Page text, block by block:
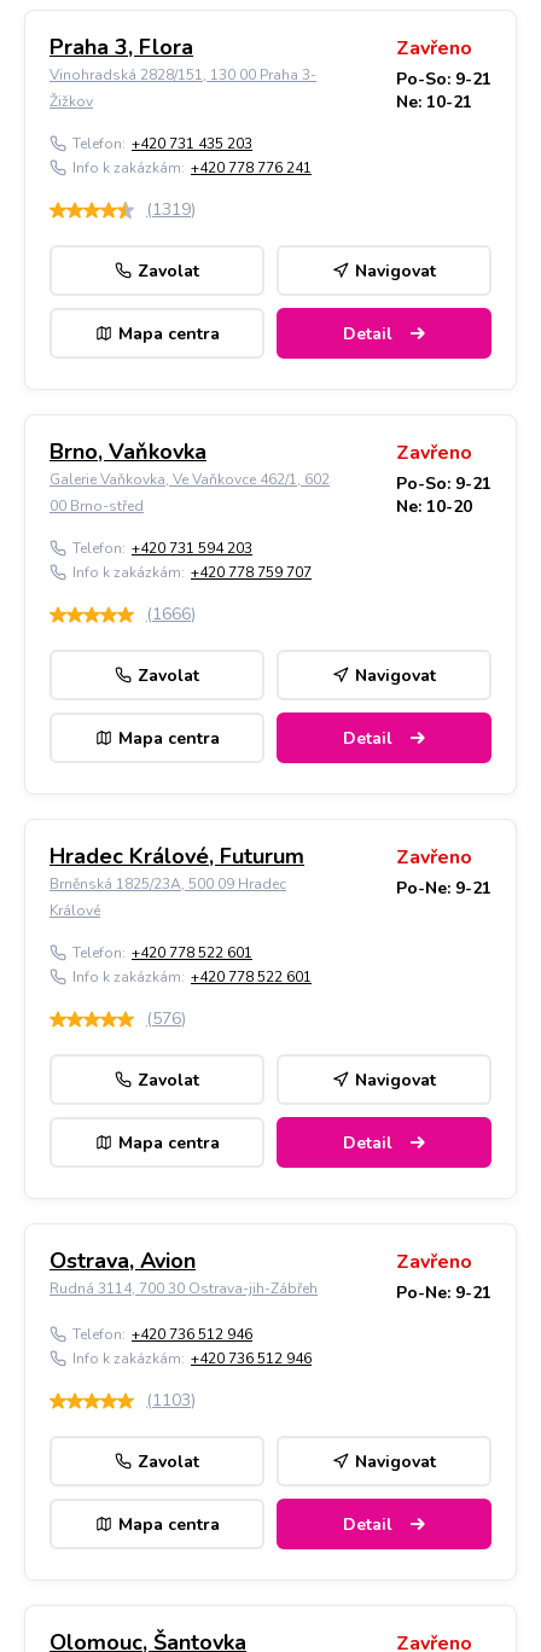
Praha 3, Flora
Vinohradská 2828/151, 130 00 Praha 3-
Žižkov
Zavřeno
Po-So: 9-21
Ne: 10-21
Telefon: +420 731 435 203
Info k zakázkám: +420 778 776 241
(1319)
Zavolat Navigovat
Mapa centra Detail
Brno, Vaňkovka
Galerie Vaňkovka, Ve Vaňkovce 462/1, 602
00 Brno-střed
Zavřeno
Po-So: 9-21
Ne: 10-20
Telefon: +420 731 594 203
Info k zakázkám: +420 778 759 707
(1666)
Zavolat Navigovat
Mapa centra Detail
Hradec Králové, Futurum
Brněnská 1825/23A, 500 09 Hradec
Králové
Zavřeno
Po-Ne: 9-21
Telefon: +420 778 522 601
Info k zakázkám: +420 778 522 601
(576)
Zavolat Navigovat
Mapa centra Detail
Ostrava, Avion
Rudná 3114, 700 30 Ostrava-jih-Zábřeh
Zavřeno
Po-Ne: 9-21
Telefon: +420 736 512 946
Info k zakázkám: +420 736 512 946
(1103)
Zavolat Navigovat
Mapa centra Detail
Olomouc, Šantovka Zavřeno